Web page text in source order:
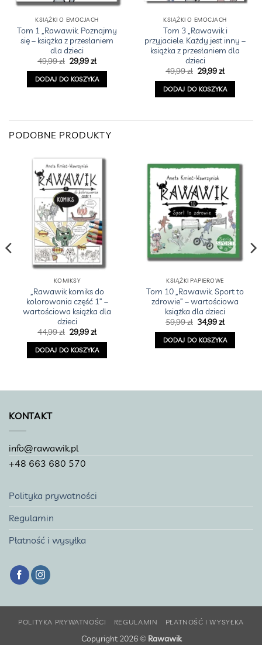
KSIĄŻKI O EMOCJACH
Tom 1 „Rawawik. Poznajmy
się – książka z przesłaniem
dla dzieci
49,99zł Pierwotna
cena
wynosiła:
49,99 zł.
29,99złAktualna
wynosi:
29,99 zł.
DODAJ DO KOSZYKA
KSIĄŻKI O EMOCJACH
Tom 3 „Rawawik i
przyjaciele. Każdy jest inny –
książka z przesłaniem dla
dzieci
49,99zł Pierwotna
cena
wynosiła:
49,99 zł.
29,99złAktualna
wynosi:
29,99 zł.
DODAJ DO KOSZYKA
PODOBNE PRODUKTY
KOMIKSY
„Rawawik komiks do
kolorowania część 1” –
wartościowa książka dla
dzieci
44,99zł Pierwotna
cena
wynosiła:
44,99 zł.
29,99złAktualna
wynosi:
29,99 zł.
DODAJ DO KOSZYKA
KSIĄŻKI PAPIEROWE
Tom 10 „Rawawik. Sport to
zdrowie” – wartościowa
książka dla dzieci
59,99zł Pierwotna
cena
wynosiła:
59,99 zł.
34,99złAktualna
wynosi:
34,99 zł.
DODAJ DO KOSZYKA
KONTAKT
info@rawawik.pl
+48 663 680 570
Polityka prywatności
Regulamin
Płatność i wysyłka
POLITYKA PRYWATNOŚCI REGULAMIN PŁATNOŚĆ I WYSYŁKA
Copyright 2026 © Rawawik